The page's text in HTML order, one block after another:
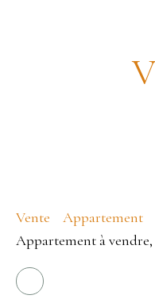
Vente Appartement
Appartement à vendre,